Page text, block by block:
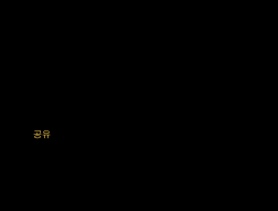
공유